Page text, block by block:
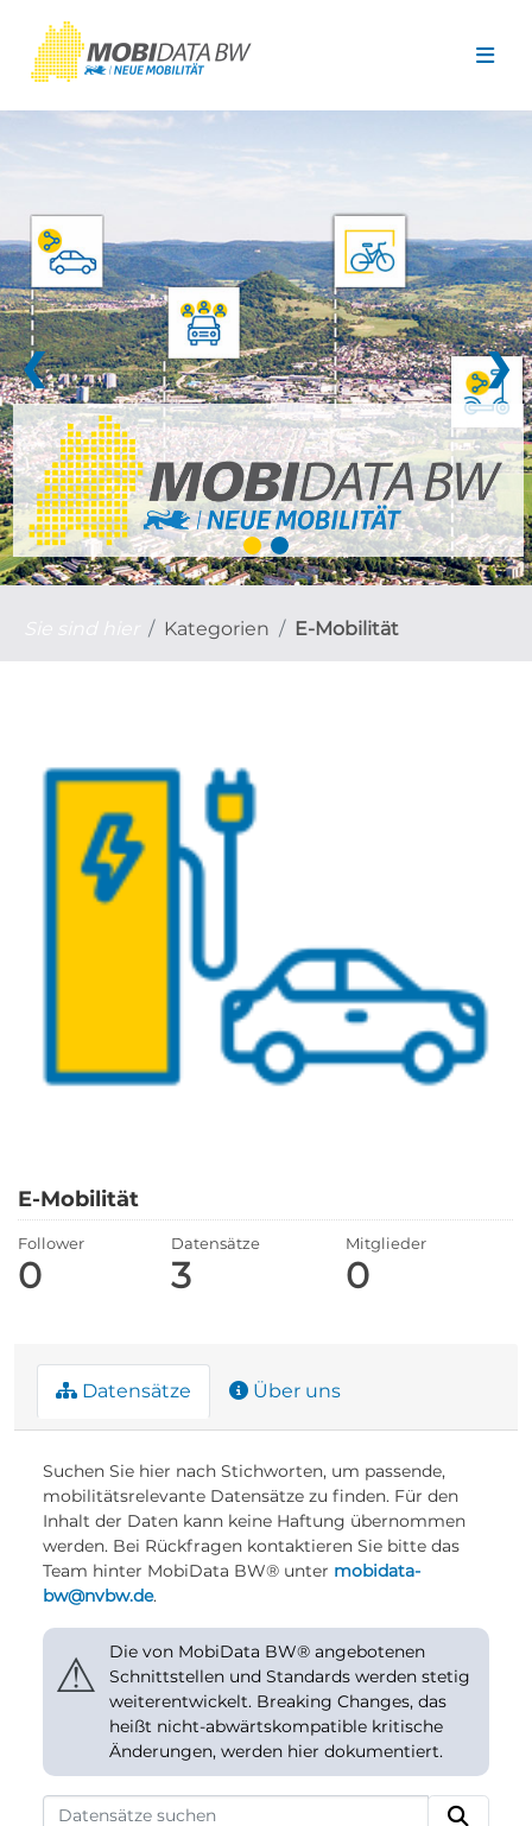
❮ ❯
Kategorien E-Mobilität
E-Mobilität
Follower
0
Datensätze
3
Mitglieder
0
Datensätze Über uns
Suchen Sie hier nach Stichworten, um passende,
mobilitätsrelevante Datensätze zu finden. Für den
Inhalt der Daten kann keine Haftung übernommen
werden. Bei Rückfragen kontaktieren Sie bitte das
Team hinter MobiData BW® unter mobidata-
bw@nvbw.de.
⚠
Die von MobiData BW® angebotenen
Schnittstellen und Standards werden stetig
weiterentwickelt. Breaking Changes, das
heißt nicht-abwärtskompatible kritische
Änderungen, werden hier dokumentiert.